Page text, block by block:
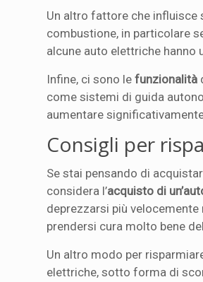
Un altro fattore che influisce
combustione, in particolare
alcune auto elettriche hanno
Infine, ci sono lefunzionalità
come sistemi di guida
aumentare
Consigli per
Se stai pensando di
considera l’acquisto di
deprezzarsi più
prendersi cura molto bene
Un altro modo per
elettriche, sotto forma di